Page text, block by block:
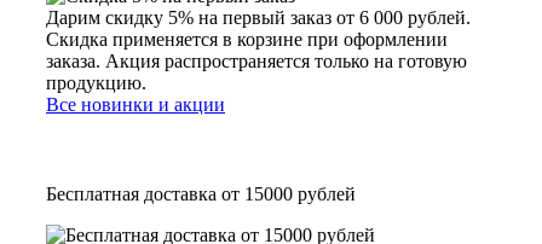
Дарим скидку 5% на первый заказ от 6 000 рублей.
Скидка применяется в корзине при оформлении
заказа. Акция распространяется только на готовую
продукцию.
Все новинки и акции
Бесплатная доставка от 15000 рублей